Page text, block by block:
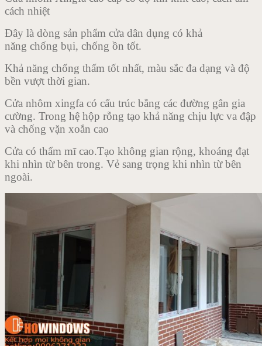
cách nhiệt
Đây là dòng sản phẩm cửa dân dụng có khả
năng chống bụi, chống ồn tốt.
Khả năng chống thấm tốt nhất, màu sắc đa dạng và độ
bền vượt thời gian.
Cửa nhôm xingfa có cấu trúc bằng các đường gân gia
cường. Trong hệ hộp rỗng tạo khả năng chịu lực va đập
và chống vặn xoắn cao
Cửa có thẩm mĩ cao.Tạo không gian rộng, khoáng đạt
khi nhìn từ bên trong. Vẻ sang trọng khi nhìn từ bên
ngoài.